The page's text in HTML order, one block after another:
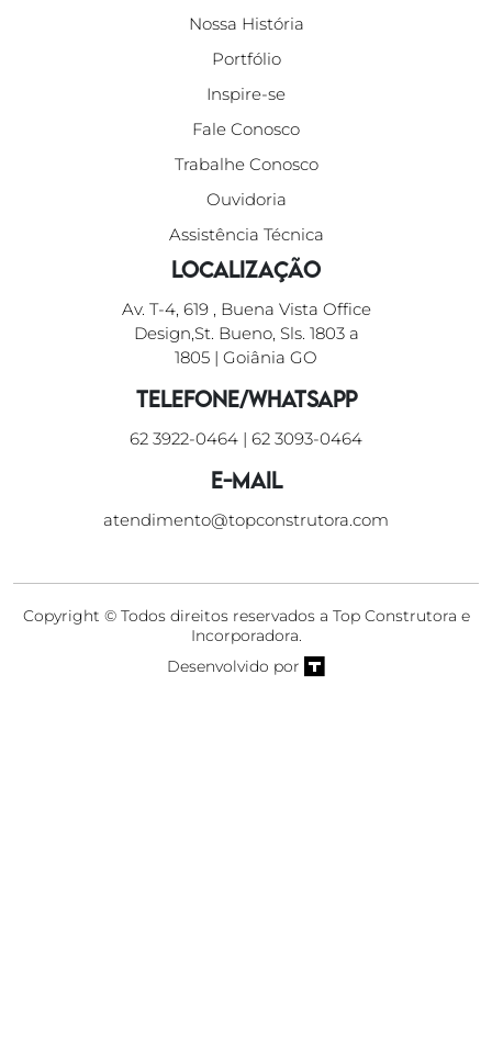
Nossa História
Portfólio
Inspire-se
Fale Conosco
Trabalhe Conosco
Ouvidoria
Assistência Técnica
Localização
Av. T-4, 619 , Buena Vista Office
Design,St. Bueno, Sls. 1803 a
1805 | Goiânia GO
Telefone/WhatsApp
62 3922-0464 | 62 3093-0464
E-mail
atendimento@topconstrutora.com
Copyright © Todos direitos reservados a Top Construtora e
Incorporadora.
Desenvolvido por